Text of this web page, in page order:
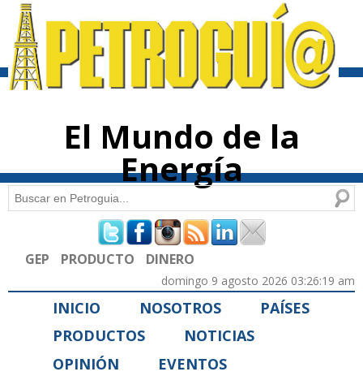
contenido
El Mundo de la
Energía
Formulario de búsqueda
Buscar
GEP PRODUCTO DINERO
domingo 9 agosto 2026 03:26:19 am
INICIO NOSOTROS
PAÍSES
PRODUCTOS
NOTICIAS
OPINIÓN
EVENTOS